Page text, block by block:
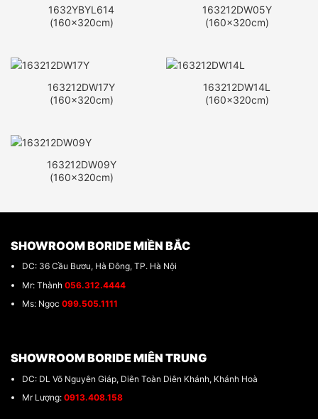
1632YBYL614
(160x320cm)
163212DW05Y
(160x320cm)
163212DW17Y
(160x320cm)
163212DW14L
(160x320cm)
163212DW09Y
(160x320cm)
SHOWROOM BORIDE MIỀN BẮC
DC: 36 Cầu Bươu, Hà Đông, TP. Hà Nội
Mr: Thành 056.312.4444
Ms: Ngọc 099.505.1111
SHOWROOM BORIDE MIÊN TRUNG
DC: DL Võ Nguyên Giáp, Diên Toàn Diên Khánh, Khánh Hoà
Mr Lượng: 0913.408.158